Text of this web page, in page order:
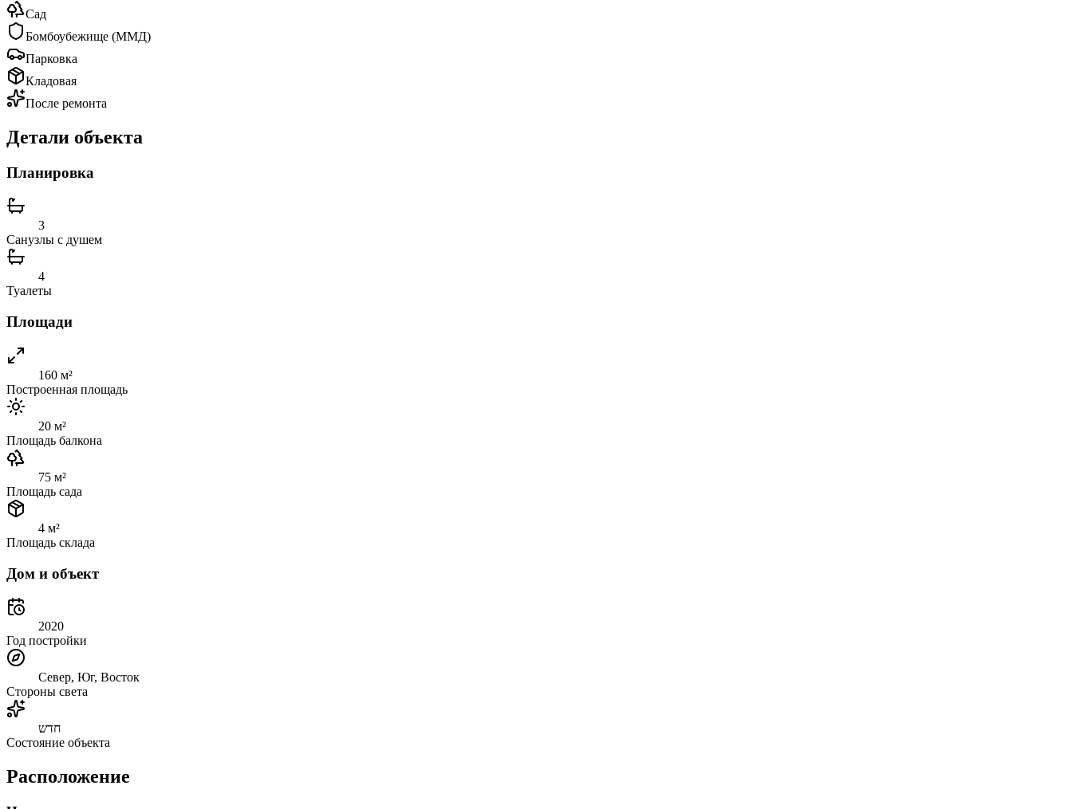
Сад
Бомбоубежище (ММД)
Парковка
Кладовая
После ремонта
Детали объекта
Планировка
3
Санузлы с душем
4
Туалеты
Площади
160 м²
Построенная площадь
20 м²
Площадь балкона
75 м²
Площадь сада
4 м²
Площадь склада
Дом и объект
2020
Год постройки
Север, Юг, Восток
Стороны света
חדש
Состояние объекта
Расположение